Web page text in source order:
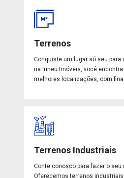
Terrenos
Conquiste um lugar só seu para
na Irineu Imóveis, você
melhores localizações, com
Terrenos Industriais
Conte conosco para fazer o seu
Oferecemos terrenos